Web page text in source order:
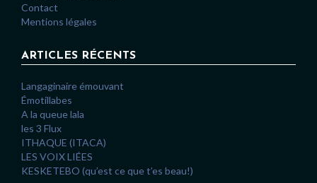
Contact
Mentions légales
ARTICLES RÉCENTS
Langaginaire émouvant
Émotillabes
A la queue lala
les 3 Flux
ITHAQUE (ITACA)
LES VOIX LIÉES
KESKETEBO (qu’est ce que t’es beau!)